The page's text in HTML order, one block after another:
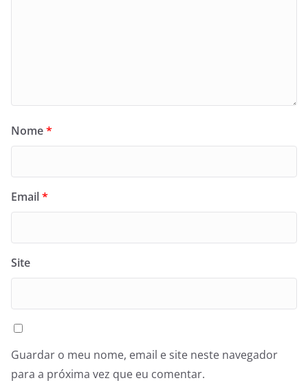
Nome*
Email*
Site
Guardar o meu nome, email e site neste navegador
para a próxima vez que eu comentar.